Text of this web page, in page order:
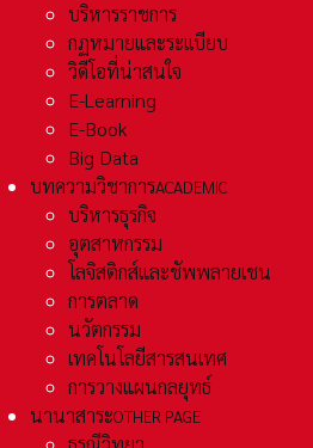
บริหารราชการ
กฏหมายและระเเบียบ
วิดีโอที่น่าสนใจ
E-Learning
E-Book
Big Data
บทความวิชาการACADEMIC
บริหารธุรกิจ
อุตสาหกรรม
โลจิสติกส์และชัพพลายเชน
การตลาด
นวัตกรรม
เทคโนโลยีสารสนเทศ
การวางแผนกลยุทธ์
นานาสาระOTHER PAGE